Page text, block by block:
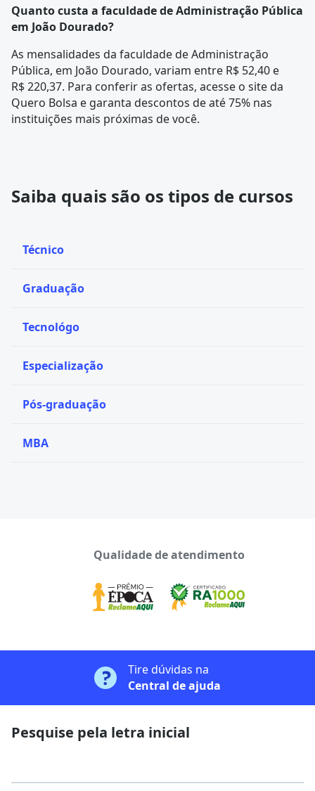
Quanto custa a faculdade de Administração Pública
em João Dourado?
As mensalidades da faculdade de Administração
Pública, em João Dourado, variam entre R$ 52,40 e
R$ 220,37. Para conferir as ofertas, acesse o site da
Quero Bolsa e garanta descontos de até 75% nas
instituições mais próximas de você.
Saiba quais são os tipos de cursos
Técnico
Graduação
Tecnológo
Especialização
Pós-graduação
MBA
Qualidade de atendimento
Tire dúvidas na
Central de ajuda
Pesquise pela letra inicial